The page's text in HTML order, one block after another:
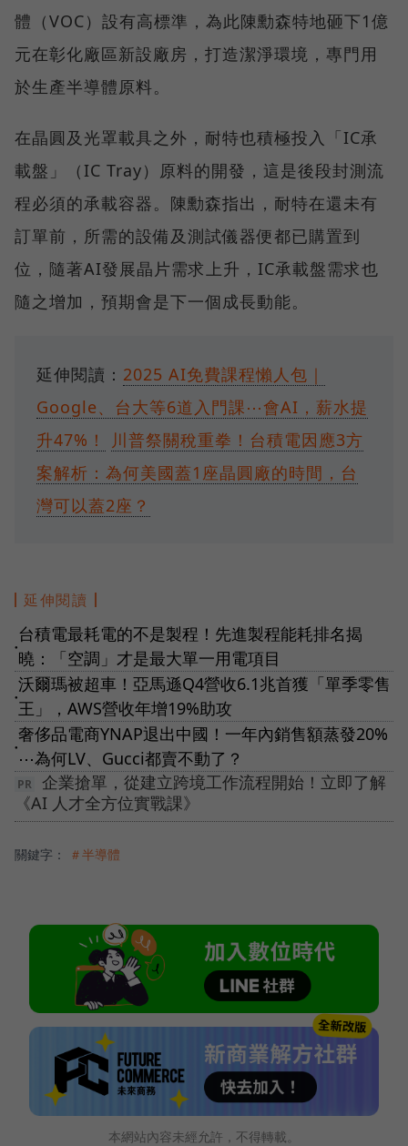
體（VOC）設有高標準，為此陳勳森特地砸下1億
元在彰化廠區新設廠房，打造潔淨環境，專門用
於生產半導體原料。
在晶圓及光罩載具之外，耐特也積極投入「IC承
載盤」（IC Tray）原料的開發，這是後段封測流
程必須的承載容器。陳勳森指出，耐特在還未有
訂單前，所需的設備及測試儀器便都已購置到
位，隨著AI發展晶片需求上升，IC承載盤需求也
隨之增加，預期會是下一個成長動能。
延伸閱讀： 2025 AI免費課程懶人包｜
Google、台大等6道入門課⋯會AI，薪水提
升47%！
川普祭關稅重拳！台積電因應3方
案解析：為何美國蓋1座晶圓廠的時間，台
灣可以蓋2座？
延伸閱讀
●
台積電最耗電的不是製程！先進製程能耗排名揭
曉：「空調」才是最大單一用電項目
●
沃爾瑪被超車！亞馬遜Q4營收6.1兆首獲「單季零售
王」，AWS營收年增19%助攻
●
奢侈品電商YNAP退出中國！一年內銷售額蒸發20%
⋯為何LV、Gucci都賣不動了？
企業搶單，從建立跨境工作流程開始！立即了解
《AI 人才全方位實戰課》
關鍵字： ＃半導體
本網站內容未經允許，不得轉載。